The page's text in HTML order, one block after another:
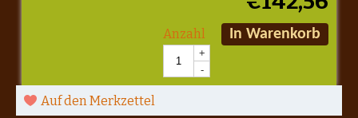
Anzahl
+
-
In Warenkorb
Auf den Merkzettel